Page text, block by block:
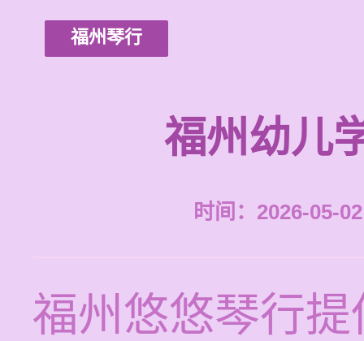
福州琴行
福州幼儿
时间：2026-05-
福州悠悠琴行